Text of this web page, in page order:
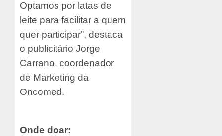
Optamos por latas de
leite para facilitar a quem
quer participar”, destaca
o publicitário Jorge
Carrano, coordenador
de Marketing da
Oncomed.
Onde doar: